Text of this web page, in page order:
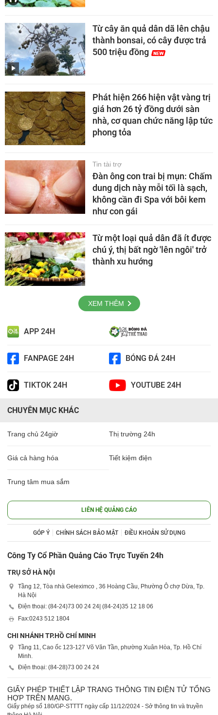
Từ cây ăn quả dân dã lên chậu
thành bonsai, có cây được trả
500 triệu đồng
Phát hiện 266 hiện vật vàng trị
giá hơn 26 tỷ đồng dưới sàn
nhà, cơ quan chức năng lập tức
phong tỏa
Tin tài trợ
Đàn ông con trai bị mụn: Chấm
dung dịch này mỗi tối là sạch,
không cần đi Spa với bôi kem
như con gái
Từ một loại quả dân đã ít được
chú ý, thị bất ngờ 'lên ngôi' trở
thành xu hướng
XEM THÊM
APP 24H
FANPAGE 24H BÓNG ĐÁ 24H
TIKTOK 24H YOUTUBE 24H
CHUYÊN MỤC KHÁC
Trang chủ 24giờ Thị trường 24h
Giá cả hàng hóa Tiết kiệm điện
Trung tâm mua sắm
LIÊN HỆ QUẢNG CÁO
GÓP Ý CHÍNH SÁCH BẢO MẬT ĐIỀU KHOẢN SỬ DỤNG
Công Ty Cổ Phần Quảng Cáo Trực Tuyến 24h
TRỤ SỞ HÀ NỘI
Tầng 12, Tòa nhà Geleximco , 36 Hoàng Cầu, Phường Ô chợ Dừa, Tp.
Hà Nội
Điện thoại: (84-24)73 00 24 24| (84-24)35 12 18 06
Fax:0243 512 1804
CHI NHÁNH TP.HỒ CHÍ MINH
Tầng 11, Cao ốc 123-127 Võ Văn Tần, phường Xuân Hòa, Tp. Hồ Chí
Minh.
Điện thoại: (84-28)73 00 24 24
GIẤY PHÉP THIẾT LẬP TRANG THÔNG TIN ĐIỆN TỬ TỔNG
HỢP TRÊN MẠNG.
Giấy phép số 180/GP-STTTT ngày cấp 11/12/2024 - Sở thông tin và truyền